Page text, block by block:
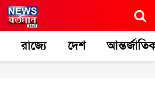
রাজ্যে দেশ